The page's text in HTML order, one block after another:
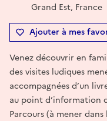
Grand Est, France
Ajouter à mes
Venez découvrir en
des visites ludiques
accompagnées d’un
au point d’information
Parcours (à mener